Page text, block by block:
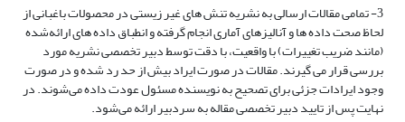
3- تمامی مقالات ارسالی به نشریه تنش های غیر زیستی در محصولات باغبانی از
لحاظ صحت داده ‌ها و آنالیزهای آماری انجام گرفته و انطباق داده های ارائه‌شده
(مانند ضریب تغییرات) با واقعیت، با دقت توسط دبیر تخصصی نشریه مورد
بررسی قرار می گیرند. مقالات در صورت ایراد بیش از حد رد شده و در صورت
وجود ایرادات جزئی برای تصحیح به نویسنده مسئول عودت داده می‌شوند. در
نهایت پس از تایید دبیر تخصصی مقاله به سردبیر ارائه می‌شود.